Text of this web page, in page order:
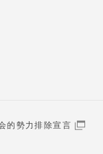
的勢力排除宣言